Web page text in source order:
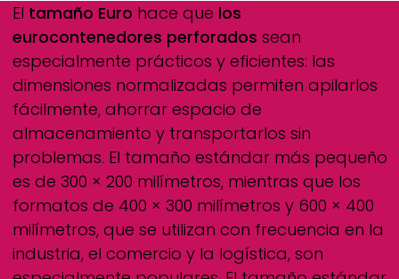
El tamaño Euro hace que los
eurocontenedores perforados sean
especialmente prácticos y eficientes: las
dimensiones normalizadas permiten apilarlos
fácilmente, ahorrar espacio de
almacenamiento y transportarlos sin
problemas. El tamaño estándar más pequeño
es de 300 × 200 milímetros, mientras que los
formatos de 400 × 300 milímetros y 600 × 400
milímetros, que se utilizan con frecuencia en la
industria, el comercio y la logística, son